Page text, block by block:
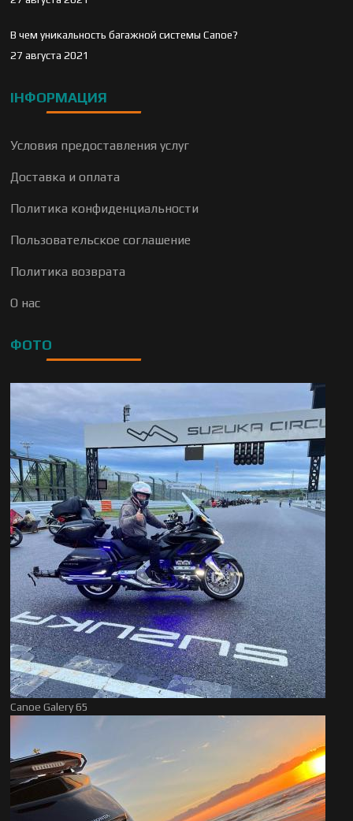
В чем уникальность багажной системы Canoe?
27 августа 2021
ІНФОРМАЦИЯ
Условия предоставления услуг
Доставка и оплата
Политика конфиденциальности
Пользовательское соглашение
Политика возврата
О нас
ФОТО
Canoe Galery 65